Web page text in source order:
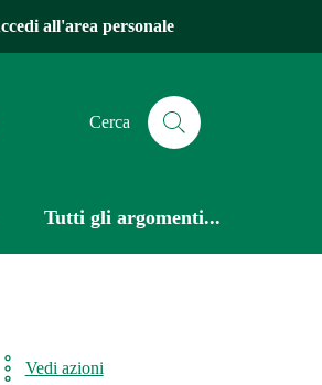
all'area personale
Cerca
Tutti gli argomenti...
Vedi azioni